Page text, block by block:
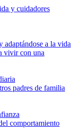
y cuidadores
adaptándose a la vida
vivir con una
padres de familia
comportamiento